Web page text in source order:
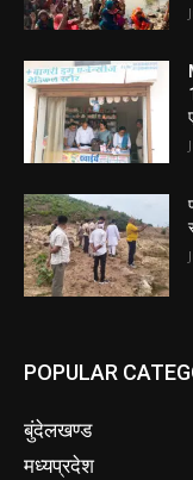
POPULAR
बुंदेलखण्ड
मध्यप्रदेश